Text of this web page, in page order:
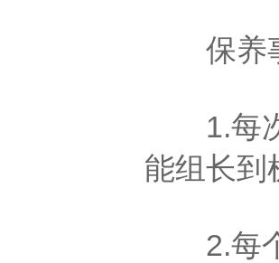
保养
1.每次
能组长到
2.每个